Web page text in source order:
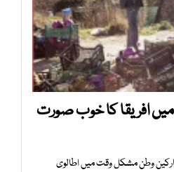
میں افریقا کا خوب صورت
وطن مشکل وقت میں اطالوی